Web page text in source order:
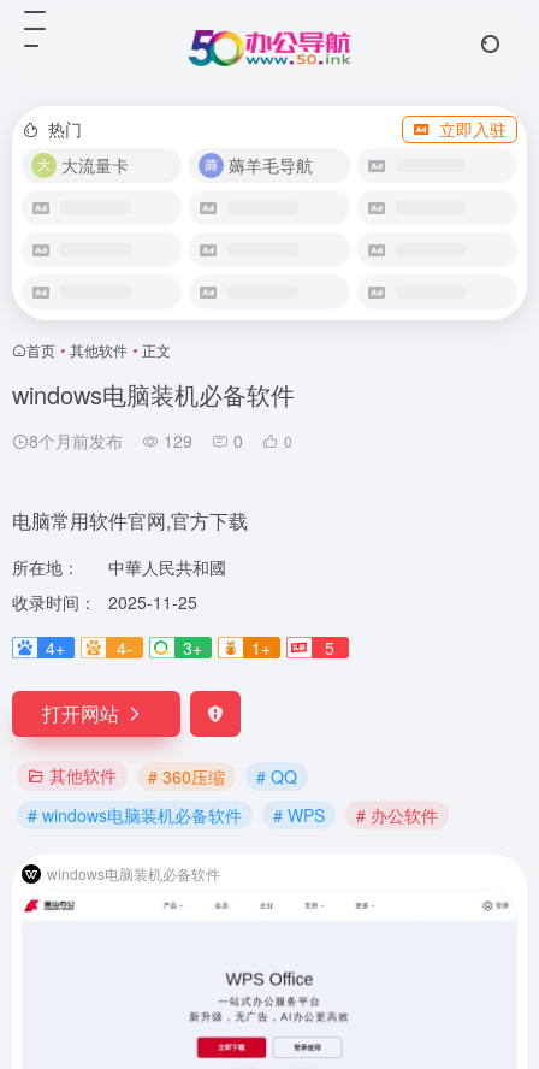
热门
立即入驻
大流量卡
薅羊毛导航
首页 • 其他软件 • 正文
windows电脑装机必备软件
8个月前发布 129 0 0
电脑常用软件官网,官方下载
所在地：
中華人民共和國
收录时间：
2025-11-25
4+
4- 3+ 1+ 5
打开网站
其他软件 # 360压缩
# QQ
# windows电脑装机必备软件
# WPS # 办公软件
windows电脑装机必备软件